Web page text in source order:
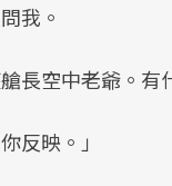
我。
長空中老爺。有
反映。」